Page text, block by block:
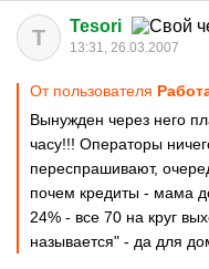
T Tesori
13:31, 26.03.2007
От пользователя
Вынужден через него
часу!!! Операторы
переспрашивают,
почем кредиты - мама
24% - все 70 на круг
называется" - да для